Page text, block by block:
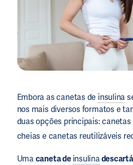
Embora as canetas de insulina
nos mais diversos formatos e
duas opções principais:
cheias e canetas reutilizáveis
Umacaneta deinsulina